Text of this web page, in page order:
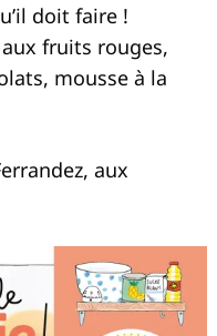
doit faire !
fruits rouges,
mousse à la
aux